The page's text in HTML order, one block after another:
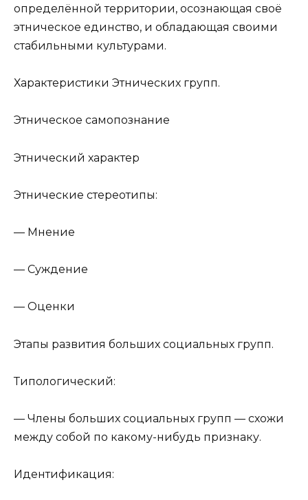
определённой территории, осознающая своё
этническое единство, и обладающая своими
стабильными культурами.
Характеристики Этнических групп.
Этническое самопознание
Этнический характер
Этнические стереотипы:
— Мнение
— Суждение
— Оценки
Этапы развития больших социальных групп.
Типологический:
— Члены больших социальных групп — схожи
между собой по какому-нибудь признаку.
Идентификация: